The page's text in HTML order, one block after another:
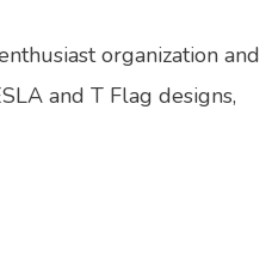
organization and
and T Flag designs,